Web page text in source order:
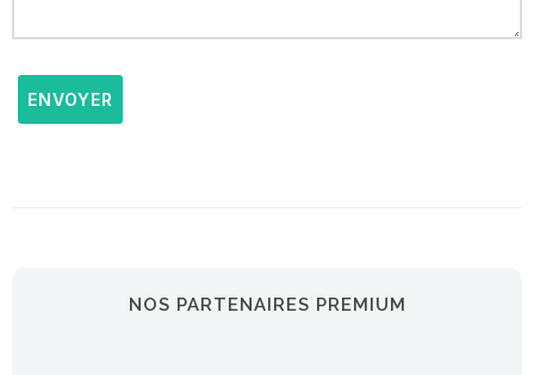
ENVOYER
NOS PARTENAIRES PREMIUM